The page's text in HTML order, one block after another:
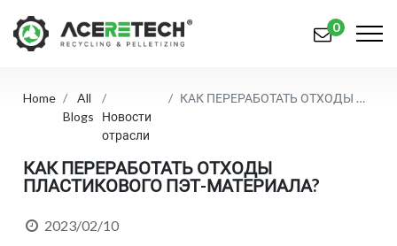
Продукция
Решения
Поддерживать
0
Home
All
Blogs
Новости
отрасли
КАК ПЕРЕРАБОТАТЬ ОТХОДЫ ПЛАСТИКОВОГО ПЭТ-МАТЕРИАЛА?
КАК ПЕРЕРАБОТАТЬ ОТХОДЫ
ПЛАСТИКОВОГО ПЭТ-МАТЕРИАЛА?
2023/02/10